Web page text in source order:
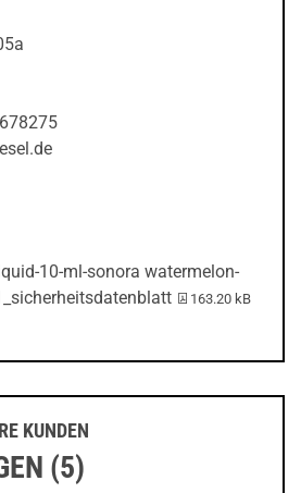
10-ml-sonora watermelon-
PDF-Datei:
163.20 kB
KUNDEN
(5)